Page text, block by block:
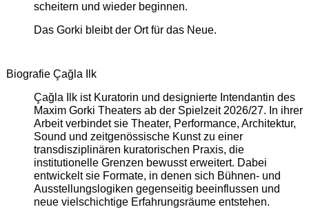
scheitern und wieder beginnen.
Das Gorki bleibt der Ort für das Neue.
Biografie Çağla Ilk
Çağla Ilk ist Kuratorin und designierte Intendantin des
Maxim Gorki Theaters ab der Spielzeit 2026/27. In ihrer
Arbeit verbindet sie Theater, Performance, Architektur,
Sound und zeitgenössische Kunst zu einer
transdisziplinären kuratorischen Praxis, die
institutionelle Grenzen bewusst erweitert. Dabei
entwickelt sie Formate, in denen sich Bühnen- und
Ausstellungslogiken gegenseitig beeinflussen und
neue vielschichtige Erfahrungsräume entstehen.